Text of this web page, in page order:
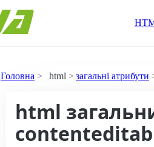
Головна html загальні атрибути
html